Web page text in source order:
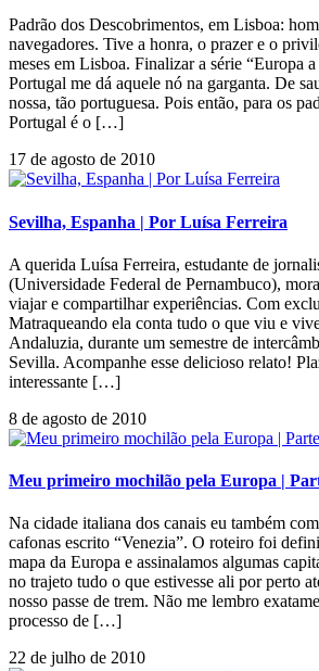
Padrão dos Descobrimentos, em Lisboa:
navegadores. Tive a honra, o prazer e o
meses em Lisboa. Finalizar a série “Europa
Portugal me dá aquele nó na garganta. De
nossa, tão portuguesa. Pois então, para os
Portugal é o […]
17 de agosto de 2010
Sevilha, Espanha | Por Luísa Ferreira
A querida Luísa Ferreira, estudante de
(Universidade Federal de Pernambuco),
viajar e compartilhar experiências. Com
Matraqueando ela conta tudo o que viu e
Andaluzia, durante um semestre de
Sevilla. Acompanhe esse delicioso relato!
interessante […]
8 de agosto de 2010
Meu primeiro mochilão pela Europa |
Na cidade italiana dos canais eu também
cafonas escrito “Venezia”. O roteiro foi
mapa da Europa e assinalamos algumas
no trajeto tudo o que estivesse ali por perto
nosso passe de trem. Não me lembro
processo de […]
22 de julho de 2010